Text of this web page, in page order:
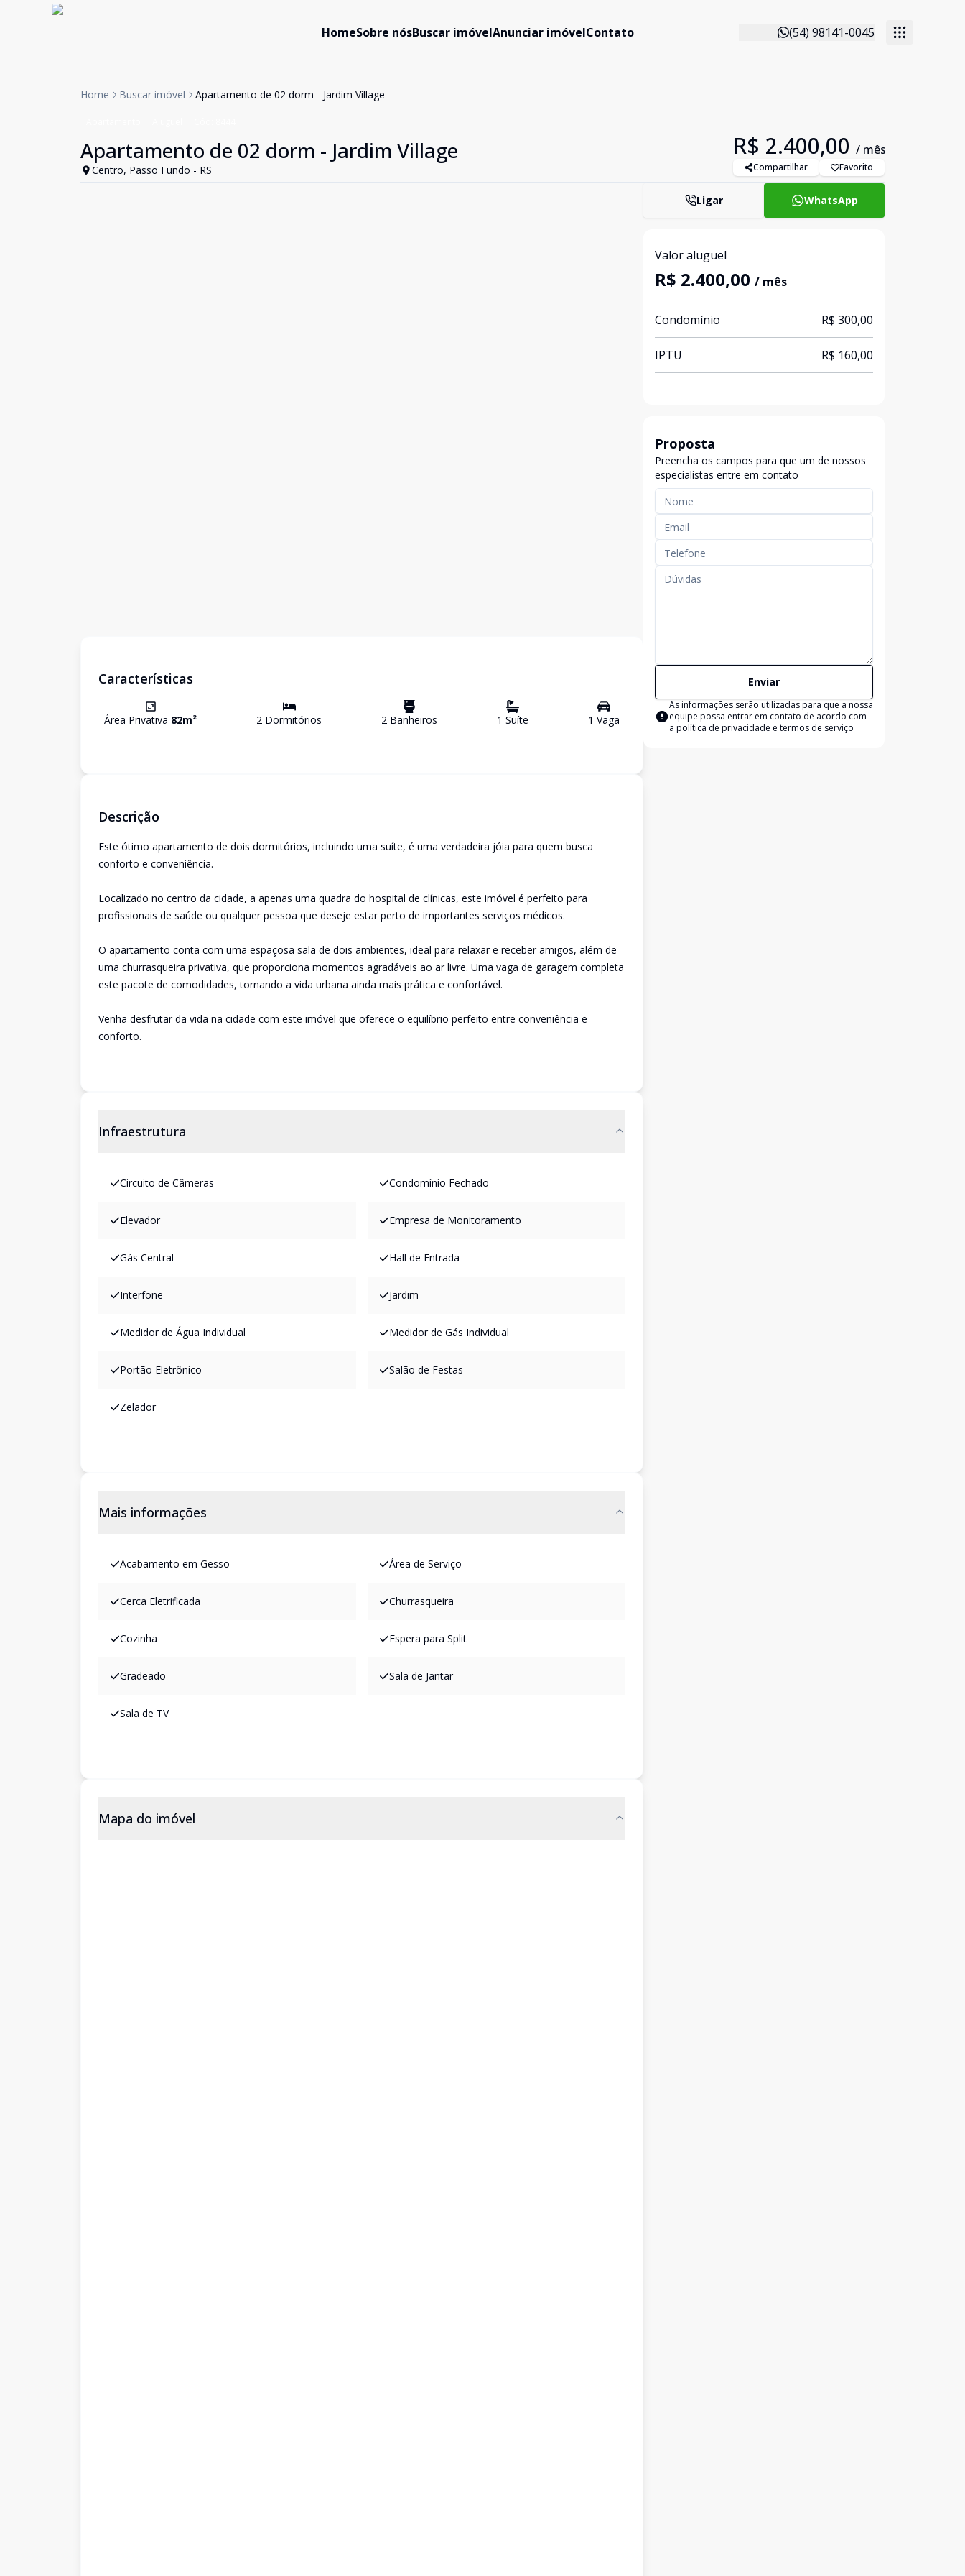
HomeSobre nósBuscar imóvelAnunciar imóvelContato (54) 98141-0045
Home Buscar imóvel Apartamento de 02 dorm - Jardim Village
Apartamento de 02 dorm - Jardim Village
Centro, Passo Fundo - RS
R$ 2.400,00 / mês
Compartilhar Favorito
Características
Área Privativa 82m² 2 Dormitórios 2 Banheiros 1 Suíte 1 Vaga
Descrição
Este ótimo apartamento de dois dormitórios, incluindo uma suíte, é uma verdadeira jóia para quem busca
conforto e conveniência.
Localizado no centro da cidade, a apenas uma quadra do hospital de clínicas, este imóvel é perfeito para
profissionais de saúde ou qualquer pessoa que deseje estar perto de importantes serviços médicos.
O apartamento conta com uma espaçosa sala de dois ambientes, ideal para relaxar e receber amigos, além de
uma churrasqueira privativa, que proporciona momentos agradáveis ao ar livre. Uma vaga de garagem completa
este pacote de comodidades, tornando a vida urbana ainda mais prática e confortável.
Venha desfrutar da vida na cidade com este imóvel que oferece o equilíbrio perfeito entre conveniência e
conforto.
Infraestrutura
Circuito de Câmeras Condomínio Fechado
Elevador Empresa de Monitoramento
Gás Central Hall de Entrada
Interfone Jardim
Medidor de Água Individual Medidor de Gás Individual
Portão Eletrônico Salão de Festas
Zelador
Mais informações
Acabamento em Gesso Área de Serviço
Cerca Eletrificada Churrasqueira
Cozinha Espera para Split
Gradeado Sala de Jantar
Sala de TV
Mapa do imóvel
Ligar WhatsApp
Valor aluguel
R$ 2.400,00 / mês
Condomínio R$ 300,00
IPTU R$ 160,00
Proposta
Preencha os campos para que um de nossos
especialistas entre em contato
Enviar
As informações serão utilizadas para que a nossa
equipe possa entrar em contato de acordo com
a política de privacidade e termos de serviço